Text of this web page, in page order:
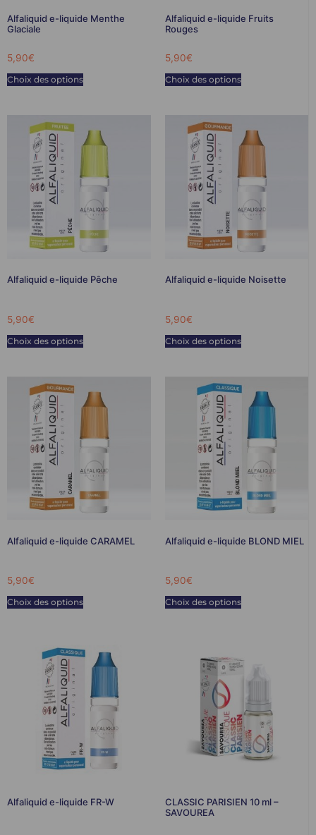
Alfaliquid e-liquide Menthe
Glaciale
5,90€
Choix des options
Alfaliquid e-liquide Fruits
Rouges
5,90€
Choix des options
Alfaliquid e-liquide Pêche
5,90€
Choix des options
Alfaliquid e-liquide Noisette
5,90€
Choix des options
Alfaliquid e-liquide CARAMEL
5,90€
Choix des options
Alfaliquid e-liquide BLOND MIEL
5,90€
Choix des options
Alfaliquid e-liquide FR-W
CLASSIC PARISIEN 10 ml –
SAVOUREA